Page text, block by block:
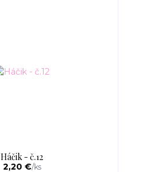
Háčik - č.12
2,20 €/ks